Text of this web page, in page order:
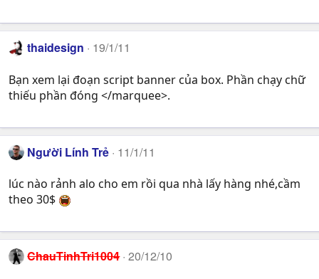
thaidesign 19/1/11
Bạn xem lại đoạn script banner của box. Phần chạy chữ
thiếu phần đóng </marquee>.
Người Lính Trẻ 11/1/11
lúc nào rảnh alo cho em rồi qua nhà lấy hàng nhé,cầm
theo 30$
ChauTinhTri1004 20/12/10